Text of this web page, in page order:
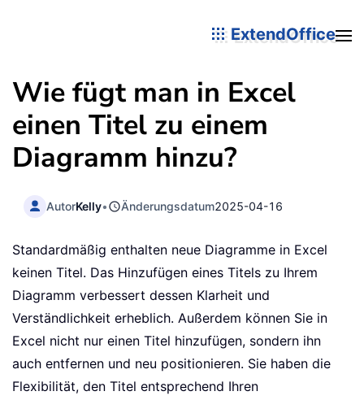
ExtendOffice
Wie fügt man in Excel
einen Titel zu einem
Diagramm hinzu?
AutorKelly• Änderungsdatum2025-04-16
Standardmäßig enthalten neue Diagramme in Excel
keinen Titel. Das Hinzufügen eines Titels zu Ihrem
Diagramm verbessert dessen Klarheit und
Verständlichkeit erheblich. Außerdem können Sie in
Excel nicht nur einen Titel hinzufügen, sondern ihn
auch entfernen und neu positionieren. Sie haben die
Flexibilität, den Titel entsprechend Ihren